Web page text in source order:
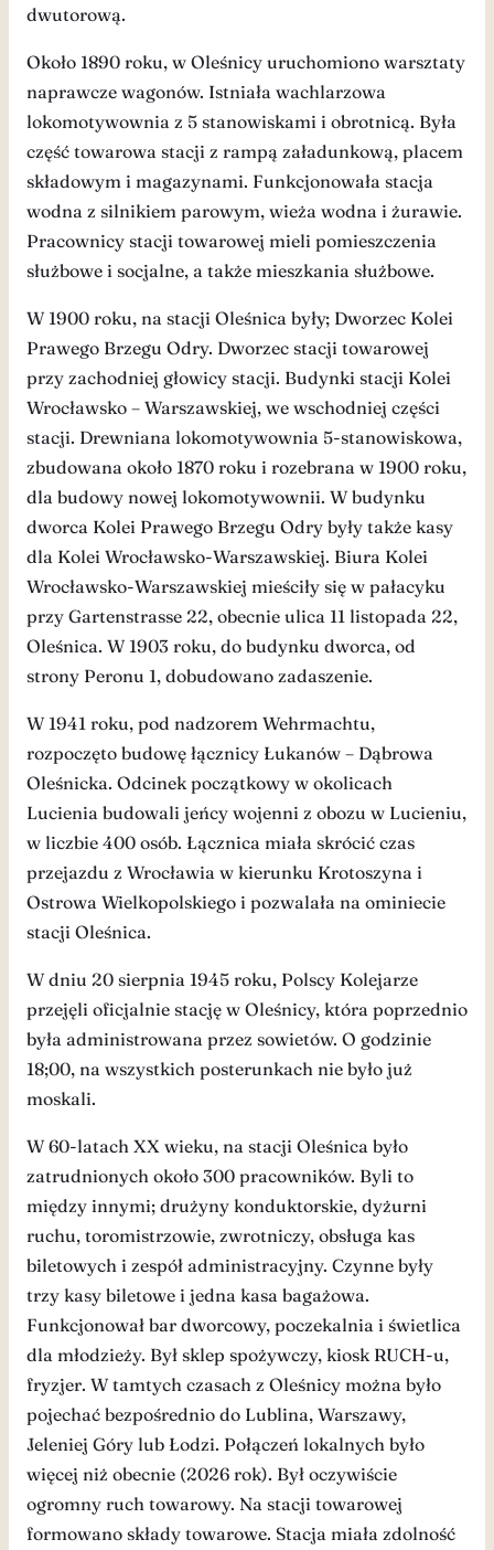
dwutorową.
Około 1890 roku, w Oleśnicy uruchomiono warsztaty
naprawcze wagonów. Istniała wachlarzowa
lokomotywownia z 5 stanowiskami i obrotnicą. Była
część towarowa stacji z rampą załadunkową, placem
składowym i magazynami. Funkcjonowała stacja
wodna z silnikiem parowym, wieża wodna i żurawie.
Pracownicy stacji towarowej mieli pomieszczenia
służbowe i socjalne, a także mieszkania służbowe.
W 1900 roku, na stacji Oleśnica były; Dworzec Kolei
Prawego Brzegu Odry. Dworzec stacji towarowej
przy zachodniej głowicy stacji. Budynki stacji Kolei
Wrocławsko – Warszawskiej, we wschodniej części
stacji. Drewniana lokomotywownia 5-stanowiskowa,
zbudowana około 1870 roku i rozebrana w 1900 roku,
dla budowy nowej lokomotywownii. W budynku
dworca Kolei Prawego Brzegu Odry były także kasy
dla Kolei Wrocławsko-Warszawskiej. Biura Kolei
Wrocławsko-Warszawskiej mieściły się w pałacyku
przy Gartenstrasse 22, obecnie ulica 11 listopada 22,
Oleśnica. W 1903 roku, do budynku dworca, od
strony Peronu 1, dobudowano zadaszenie.
W 1941 roku, pod nadzorem Wehrmachtu,
rozpoczęto budowę łącznicy Łukanów – Dąbrowa
Oleśnicka. Odcinek początkowy w okolicach
Lucienia budowali jeńcy wojenni z obozu w Lucieniu,
w liczbie 400 osób. Łącznica miała skrócić czas
przejazdu z Wrocławia w kierunku Krotoszyna i
Ostrowa Wielkopolskiego i pozwalała na ominiecie
stacji Oleśnica.
W dniu 20 sierpnia 1945 roku, Polscy Kolejarze
przejęli oficjalnie stację w Oleśnicy, która poprzednio
była administrowana przez sowietów. O godzinie
18;00, na wszystkich posterunkach nie było już
moskali.
W 60-latach XX wieku, na stacji Oleśnica było
zatrudnionych około 300 pracowników. Byli to
między innymi; drużyny konduktorskie, dyżurni
ruchu, toromistrzowie, zwrotniczy, obsługa kas
biletowych i zespół administracyjny. Czynne były
trzy kasy biletowe i jedna kasa bagażowa.
Funkcjonował bar dworcowy, poczekalnia i świetlica
dla młodzieży. Był sklep spożywczy, kiosk RUCH-u,
fryzjer. W tamtych czasach z Oleśnicy można było
pojechać bezpośrednio do Lublina, Warszawy,
Jeleniej Góry lub Łodzi. Połączeń lokalnych było
więcej niż obecnie (2026 rok). Był oczywiście
ogromny ruch towarowy. Na stacji towarowej
formowano składy towarowe. Stacja miała zdolność